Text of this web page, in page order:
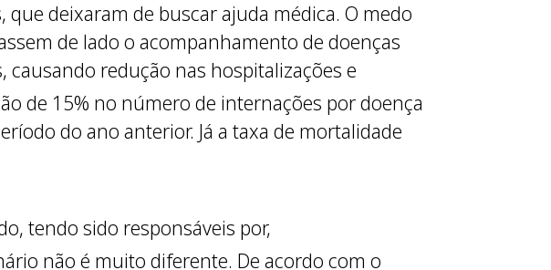
deixaram de buscar ajuda médica. O medo
de lado o acompanhamento de doenças
causando redução nas hospitalizações e
de 15% no número de internações por doença
do ano anterior. Já a taxa de mortalidade
tendo sido responsáveis por,
não é muito diferente. De acordo com o